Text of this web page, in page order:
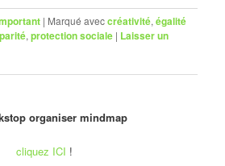
| Marqué aveccréativité,égalité
parité,protection sociale | Laisser un
organiser mindmap
cliquez ICI !